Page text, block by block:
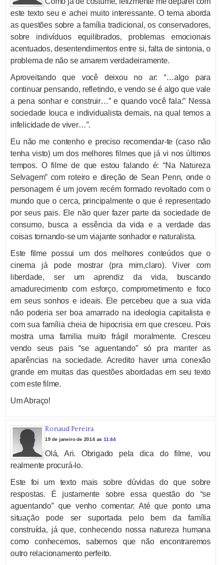
este texto seu e achei muito interessante. O tema aborda
as questões sobre a família tradicional, os conservadores,
sobre indivíduos equilibrados, problemas emocionais
acentuados, desentendimentos entre si, falta de sintonia, o
problema de não se amarem verdadeiramente.
Aproveitando que você deixou no ar: “…algo para
continuar pensando, refletindo, e vendo se é algo que vale
a pena sonhar e construir…” e quando você fala:” Nessa
sociedade louca e individualista demais, na qual temos a
infelicidade de viver…”.
Eu não me contenho e preciso recomendar-te (caso não
tenha visto) um dos melhores filmes que já vi nos últimos
tempos. O filme de que estou falando é: “Na Natureza
Selvagem” com roteiro e direção de Sean Penn, onde o
personagem é um jovem recém formado revoltado com o
mundo que o cerca, principalmente o que é representado
por seus pais. Ele não quer fazer parte da sociedade de
consumo, busca a essência da vida e a verdade das
coisas tornando-se um viajante sonhador e naturalista.
Este filme possui um dos melhores conteúdos que o
cinema já pode mostrar (pra mim,claro). Viver com
liberdade, ser um aprendiz da vida, buscando
amadurecimento com esforço, comprometimento e foco
em seus sonhos e ideais. Ele percebeu que a sua vida
não poderia ser boa amarrado na ideologia capitalista e
com sua família cheia de hipocrisia em que cresceu. Pois
mostra uma familia muito frágil moralmente. Cresceu
vendo seus pais “se aguentando” só pra manter as
aparências na sociedade. Acredito haver uma conexão
grande em muitas das questões abordadas em seu texto
com este filme.
Um Abraço!
Ronaud Pereira
19 de janeiro de 2014 as11:44
Olá, Ari. Obrigado pela dica do filme, vou
realmente procurá-lo.
Este foi um texto mais sobre dúvidas do que sobre
respostas. É justamente sobre essa questão do “se
aguentando” que venho comentar: Até que ponto uma
situação pode ser suportada pelo bem da família
construída, já que, conhecendo nossa natureza humana
como conhecemos, sabemos que não encontraremos
outro relacionamento perfeito.